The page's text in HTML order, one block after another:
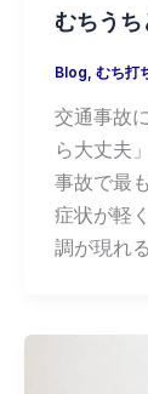
むちう
Blog, むち打
交通事故
ら大丈夫
事故で最
症状が軽
調が現れ